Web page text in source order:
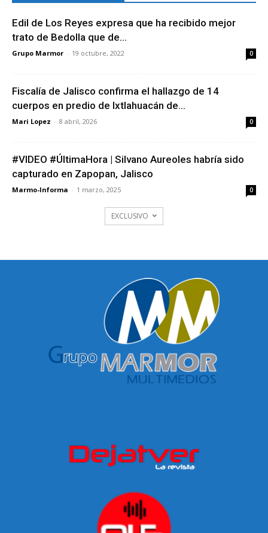
Edil de Los Reyes expresa que ha recibido mejor
trato de Bedolla que de...
Grupo Marmor - 19 octubre, 2022 0
Fiscalía de Jalisco confirma el hallazgo de 14
cuerpos en predio de Ixtlahuacán de...
Mari Lopez - 8 abril, 2026 0
#VIDEO #ÚltimaHora | Silvano Aureoles habría sido
capturado en Zapopan, Jalisco
Marmo-Informa - 1 marzo, 2025 0
EXCLUSIVO